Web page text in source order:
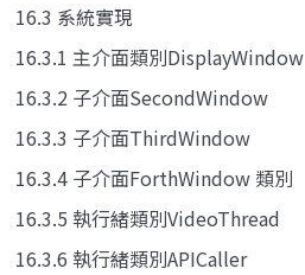
16.3 系統實現
16.3.1 主介面類別DisplayWindow
16.3.2 子介面SecondWindow
16.3.3 子介面ThirdWindow
16.3.4 子介面ForthWindow 類別
16.3.5 執行緒類別VideoThread
16.3.6 執行緒類別APICaller